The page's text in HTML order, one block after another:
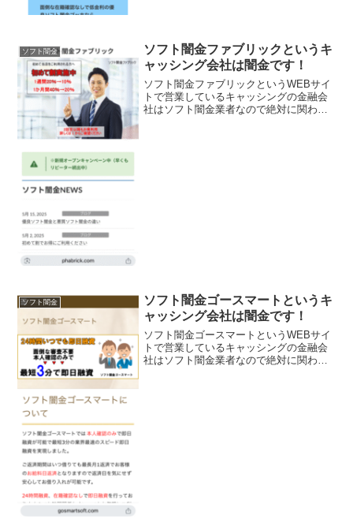
ソフト闇金
ソフト闇金ファブリックというキ
ャッシング会社は闇金です！
ソフト闇金ファブリックというWEBサイ
トで営業しているキャッシングの金融会
社はソフト闇金業者なので絶対に関わら
ソフト闇金
ソフト闇金ゴースマートというキ
ャッシング会社は闇金です！
ソフト闇金ゴースマートというWEBサイ
トで営業しているキャッシングの金融会
社はソフト闇金業者なので絶対に関わら